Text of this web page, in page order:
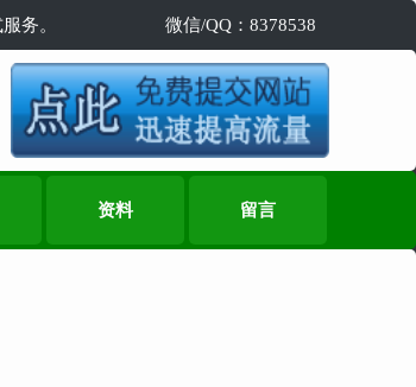
务。 微信/QQ：8378538
资料 留言